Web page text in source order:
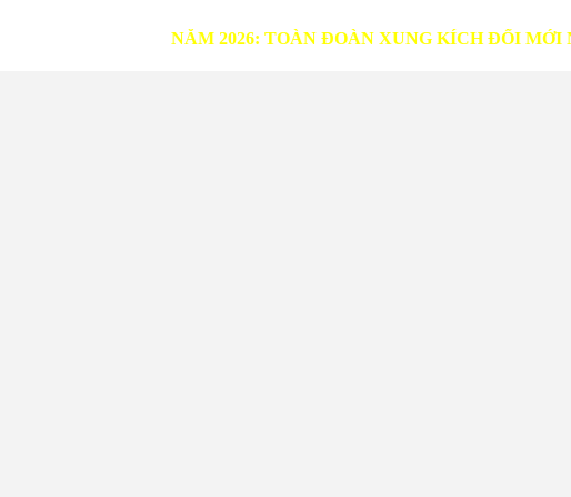
NĂM 2026: TOÀN ĐOÀN XUNG KÍCH ĐỔI MỚI NỘI